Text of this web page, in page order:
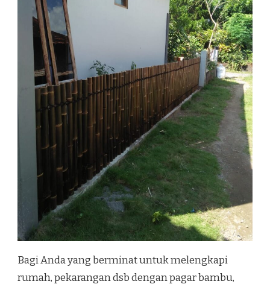
Bagi Anda yang berminat untuk melengkapi
rumah, pekarangan dsb dengan pagar bambu,